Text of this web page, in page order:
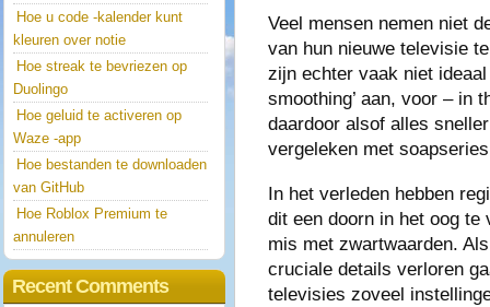
Veel mensen nemen niet
van hun nieuwe televisie
zijn echter vaak niet
smoothing’ aan, voor – in
daardoor alsof alles
vergeleken met
In het verleden hebben
dit een doorn in het oog
mis met zwartwaarden.
cruciale details verloren
televisies zoveel
Hoe u code -kalender kunt
kleuren over notie
Hoe streak te bevriezen op
Duolingo
Hoe geluid te activeren op
Waze -app
Hoe bestanden te downloaden
van GitHub
Hoe Roblox Premium te
annuleren
Recent Comments